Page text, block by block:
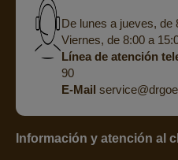
De lunes a jueves, de
Viernes, de 8:00 a
Línea de atención
90
E-Mail
Información y atención al